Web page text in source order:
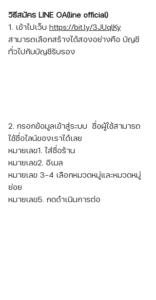
วิธีสมัคร LINE OA(line official)
1. เข้าไปเว็บ https://bit.ly/3JUqlKy
สามารถเลือกสร้างได้สองอย่างคือ บัญชี
ทั่วไปกับบัญชีรับรอง
2. กรอกข้อมูลเข้าสู่ระบบ  ชื่อผู้ใช้สามารถ
ใช้ชื่อไลน์ของเราได้เลย
หมายเลข1. ใส่ชื่อร้าน
หมายเลข2. อีเมล
หมายเลข 3-4 เลือกหมวดหมู่และหมวดหมู่
ย่อย
หมายเลข5. กดดำเนินการต่อ